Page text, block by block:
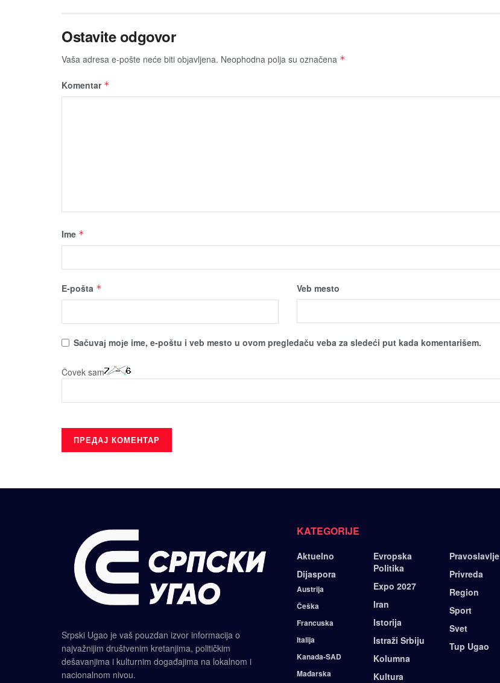
Ostavite odgovor
Vaša adresa e-pošte neće biti obјavljena. Neophodna polja su označena *
Komentar *
Ime *
E-pošta * Veb mesto
Sačuvaј moјe ime, e-poštu i veb mesto u ovom pregledaču veba za sledeći put kada komentarišem.
Čovek sam
Srpski Ugao je vaš pouzdan izvor informacija o
najvažnijim društvenim kretanjima, političkim
dešavanjima i kulturnim događajima na lokalnom i
nacionalnom nivou.
KATEGORIJE
Aktuelno
Dijaspora
Austrija
Češka
Francuska
Italija
Kanada-SAD
Mađarska
Evropska
Politika
Expo 2027
Iran
Istorija
Istraži Srbiju
Kolumna
Kultura
Pravoslavlje
Privreda
Region
Sport
Svet
Tup Ugao